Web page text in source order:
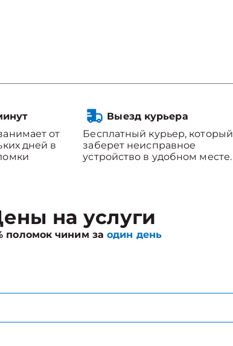
от
дней в
Выезд курьера
Бесплатный курьер, который
заберет неисправное
устройство в удобном месте.
на услуги
поломок чиним заодин день